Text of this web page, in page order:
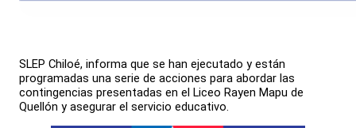
SLEP Chiloé, informa que se han ejecutado y están
programadas una serie de acciones para abordar las
contingencias presentadas en el Liceo Rayen Mapu de
Quellón y asegurar el servicio educativo.